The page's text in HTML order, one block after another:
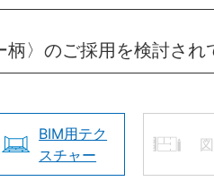
〉のご採用を検討され
BIM用テク
スチャー